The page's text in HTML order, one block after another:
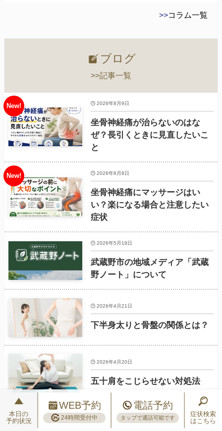
>>コラム一覧
ブログ
>>記事一覧
坐骨神経痛が治らないのはな
ぜ？長引くときに見直したいこ
と
2026年8月9日
坐骨神経痛にマッサージはい
い？楽になる場合と注意したい
症状
2026年8月8日
武蔵野市の地域メディア「武蔵
野ノート」について
2026年5月18日
下半身太りと骨盤の関係とは？
2026年4月21日
五十肩をこじらせない対処法
2026年4月20日
本日の
予約状況
WEB予約
24時間受付中
電話予約
タップで通話可能です
症状検索
はこちら